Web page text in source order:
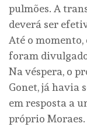
pulmões. A
deverá ser
Até o momento,
foram
Na véspera, o
Gonet, já havia
em resposta a
próprio Moraes.